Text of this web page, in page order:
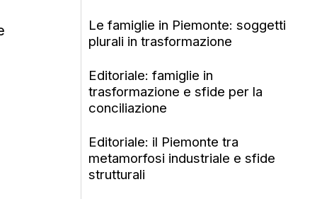
Le famiglie in Piemonte: soggetti
plurali in trasformazione
Editoriale: famiglie in
trasformazione e sfide per la
conciliazione
Editoriale: il Piemonte tra
metamorfosi industriale e sfide
strutturali